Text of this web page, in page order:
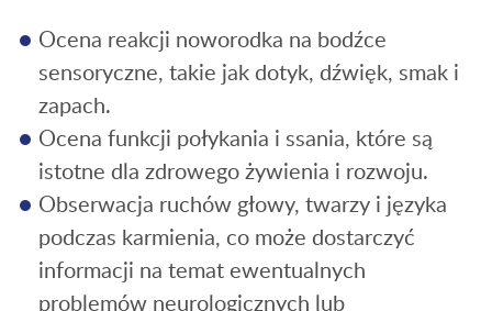
Ocena reakcji noworodka na bodźce
sensoryczne, takie jak dotyk, dźwięk, smak i
zapach.
Ocena funkcji połykania i ssania, które są
istotne dla zdrowego żywienia i rozwoju.
Obserwacja ruchów głowy, twarzy i języka
podczas karmienia, co może dostarczyć
informacji na temat ewentualnych
problemów neurologicznych lub